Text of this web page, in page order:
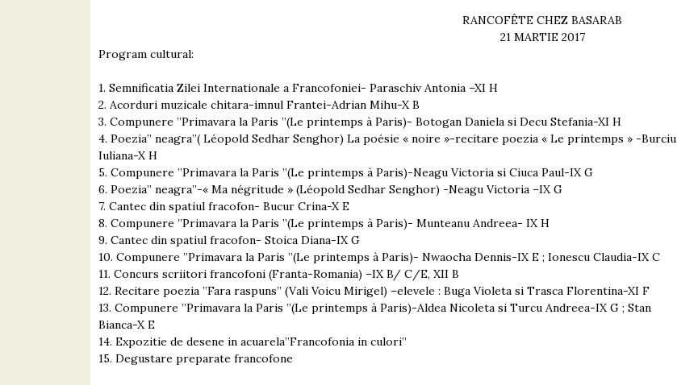
RANCOFÊTE CHEZ BASARAB
21 MARTIE 2017
Program cultural:
1. Semnificatia Zilei Internationale a Francofoniei- Paraschiv Antonia –XI H
2. Acorduri muzicale chitara-imnul Frantei-Adrian Mihu-X B
3. Compunere ’’Primavara la Paris ’’(Le printemps à Paris)- Botogan Daniela si Decu Stefania-XI H
4. Poezia’’ neagra’’( Léopold Sedhar Senghor) La poésie « noire »-recitare poezia « Le printemps » -Burciu
Iuliana-X H
5. Compunere ’’Primavara la Paris ’’(Le printemps à Paris)-Neagu Victoria si Ciuca Paul-IX G
6. Poezia’’ neagra’’-« Ma négritude » (Léopold Sedhar Senghor) -Neagu Victoria –IX G
7. Cantec din spatiul fracofon- Bucur Crina-X E
8. Compunere ’’Primavara la Paris ’’(Le printemps à Paris)- Munteanu Andreea- IX H
9. Cantec din spatiul fracofon- Stoica Diana-IX G
10. Compunere ’’Primavara la Paris ’’(Le printemps à Paris)- Nwaocha Dennis-IX E ; Ionescu Claudia-IX C
11. Concurs scriitori francofoni (Franta-Romania) –IX B/ C/E, XII B
12. Recitare poezia ’’Fara raspuns’’ (Vali Voicu Mirigel) –elevele : Buga Violeta si Trasca Florentina-XI F
13. Compunere ’’Primavara la Paris ’’(Le printemps à Paris)-Aldea Nicoleta si Turcu Andreea-IX G ; Stan
Bianca-X E
14. Expozitie de desene in acuarela’’Francofonia in culori’’
15. Degustare preparate francofone